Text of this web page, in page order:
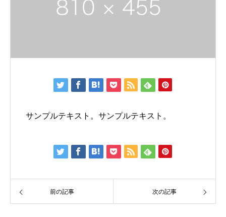
サンプルテキスト。サンプルテキスト。
前の記事 次の記事